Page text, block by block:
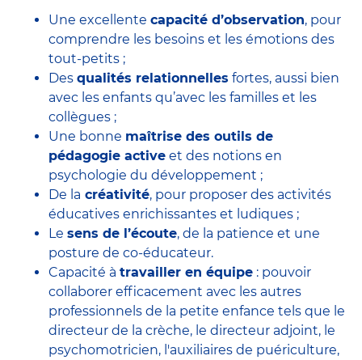
Une excellente capacité d’observation, pour
comprendre les besoins et les émotions des
tout-petits ;
Des qualités relationnelles fortes, aussi bien
avec les enfants qu’avec les familles et les
collègues ;
Une bonne maîtrise des outils de
pédagogie active et des notions en
psychologie du développement ;
De la créativité, pour proposer des activités
éducatives enrichissantes et ludiques ;
Le sens de l’écoute, de la patience et une
posture de co-éducateur.
Capacité à travailler en équipe : pouvoir
collaborer efficacement avec les autres
professionnels de la petite enfance tels que le
directeur de la crèche, le directeur adjoint, le
psychomotricien, l'auxiliaires de puériculture,